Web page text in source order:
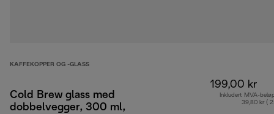
KAFFEKOPPER OG -GLASS
Cold Brew glass med
dobbelvegger, 300 ml,
199,00 kr
Inkludert MVA-
39,80 kr (